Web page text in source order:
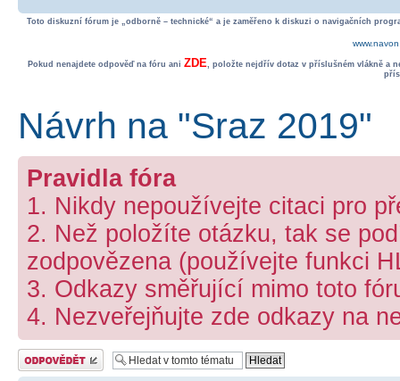
Toto diskuzní fórum je „odborně – technické“ a je zaměřeno k diskuzi o navigačních
Pokud nenajdete odpověď na fóru ani ZDE, položte nejdřív dotaz v příslušném vlákně a
Návrh na "Sraz 2019"
Pravidla fóra
1. Nikdy nepoužívejte citaci pro
2. Než položíte otázku, tak se
zodpovězena (používejte funkci
3. Odkazy směřující mimo toto
4. Nezveřejňujte zde odkazy na
Odeslat odpověď